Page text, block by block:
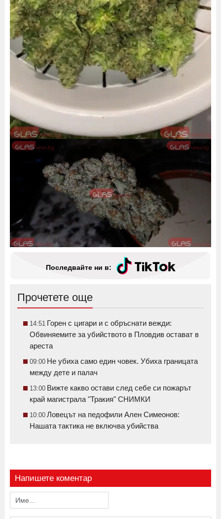
Последвайте ни в:
Прочетете още
14:51 Горен с цигари и с обръснати вежди:
Обвиняемите за убийството в Пловдив остават в
ареста
09:00 Не убиха само един човек. Убиха границата
между дете и палач
13:00 Вижте какво остави след себе си пожарът
край магистрала "Тракия" СНИМКИ
10:00 Ловецът на педофили Ален Симеонов:
Нашата тактика не включва убийства
Напишете коментар